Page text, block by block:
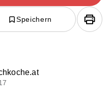
Speichern